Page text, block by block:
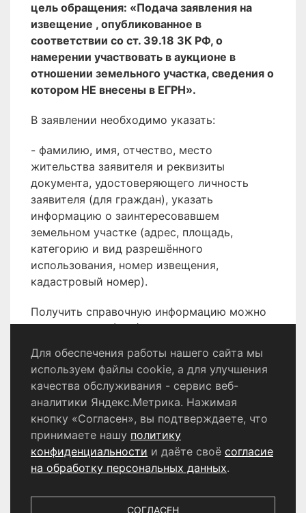
цель обращения: «Подача заявления на
извещение , опубликованное в
соответствии со ст. 39.18 ЗК РФ, о
намерении участвовать в аукционе в
отношении земельного участка, сведения о
котором НЕ внесены в ЕГРН».
В заявлении необходимо указать:
- фамилию, имя, отчество, место
жительства заявителя и реквизиты
документа, удостоверяющего личность
заявителя (для граждан), указать
информацию о заинтересовавшем
земельном участке (адрес, площадь,
категорию и вид разрешённого
использования, номер извещения,
кадастровый номер).
Получить справочную информацию можно
по телефону 8 (496) 566-80-18.
Политика конфиденциальности
Согласие на обработку персональных данных
© 2024 - 2026 Сетевое издание «Информационный
портал Щёлково». Свидетельство о регистрации СМИ
Выдано Федеральной службой по надзору в сфере
связи, информационных технологий и массовых
Для обеспечения работы нашего сайта мы
используем файлы cookie, а для улучшения
качества обслуживания - сервис веб-
аналитики Яндекс.Метрика. Нажимая
кнопку «Согласен», вы подтверждаете, что
принимаете нашу политику
конфиденциальности и даёте своё согласие
на обработку персональных данных.
СОГЛАСЕН